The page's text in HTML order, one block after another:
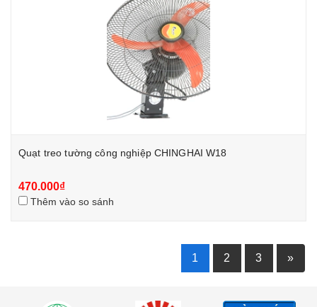
Quạt treo tường công nghiệp CHINGHAI W18
470.000₫
Thêm vào so sánh
1 2 3 »